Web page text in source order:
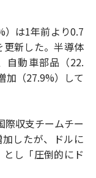
）は1年前より0.7
新した。半導体
自動車部品（22.
加（27.9%）して
際収支チームチー
したが、ドルに
し「圧倒的にド